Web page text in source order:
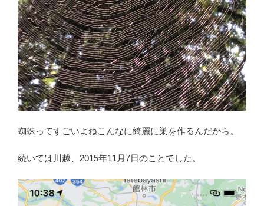
蜘蛛ってすごいよねこんなに綺麗に巣を作るんだから。
続いては川越、2015年11月7日のことでした。